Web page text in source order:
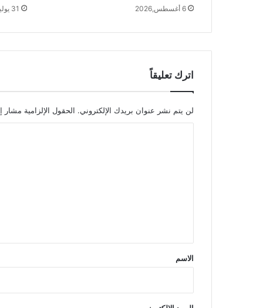
6 أغسطس,2026 31 يوليو,2026
اترك تعليقاً
لن يتم نشر عنوان بريدك الإلكتروني. الحقول الإلزامية مشار
*
الاسم